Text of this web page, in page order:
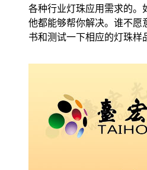
各种行业灯珠应用需求的。
他都能够帮你解决。谁不愿
书和测试一下相应的灯珠样